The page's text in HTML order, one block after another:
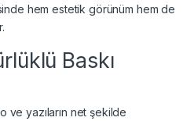
hem estetik görünüm hem de
Baskı
ve yazıların net şekilde